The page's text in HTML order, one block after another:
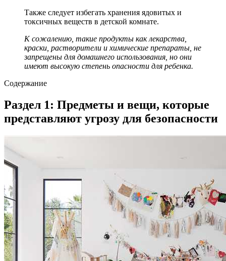
Также следует избегать хранения ядовитых и
токсичных веществ в детской комнате.
К сожалению, такие продукты как лекарства,
краски, растворители и химические препараты, не
запрещены для домашнего использования, но они
имеют высокую степень опасности для ребенка.
Содержание
Раздел 1: Предметы и вещи, которые
представляют угрозу для безопасности